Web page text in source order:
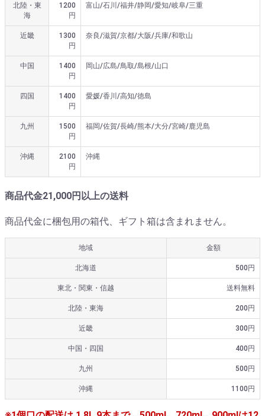
北陸・東
海
1200
円
富山/石川/福井/静岡/愛知/岐阜/三重
近畿
1300
円
奈良/滋賀/京都/大阪/兵庫/和歌山
中国
1400
円
岡山/広島/鳥取/島根/山口
四国
1400
円
愛媛/香川/高知/徳島
九州
1500
円
福岡/佐賀/長崎/熊本/大分/宮崎/鹿児島
沖縄
2100
円
沖縄
商品代金21,000円以上の送料
商品代金に梱包用の箱代、ギフト箱は含まれません。
地域 金額
北海道 500円
東北・関東・信越 送料無料
北陸・東海 200円
近畿 300円
中国・四国 400円
九州 500円
沖縄 1100円